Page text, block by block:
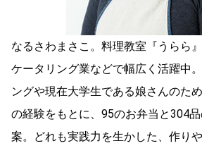
なるさわまさこ。料理教室『うらら
ケータリング業などで幅広く活躍中
ングや現在大学生である娘さんのた
の経験をもとに、95のお弁当と304
案。どれも実践力を生かした、作り